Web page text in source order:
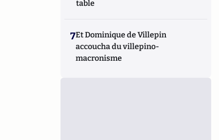
table
7Et Dominique de Villepin
accoucha du villepino-
macronisme